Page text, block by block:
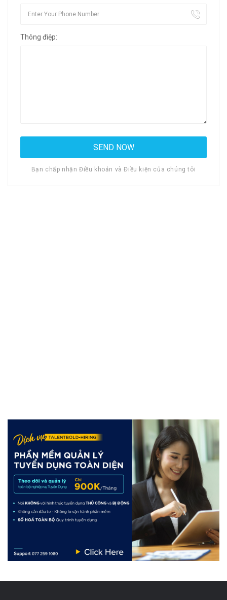
Thông điệp:
Bạn chấp nhận Điều khoản và Điều kiện của chúng tôi